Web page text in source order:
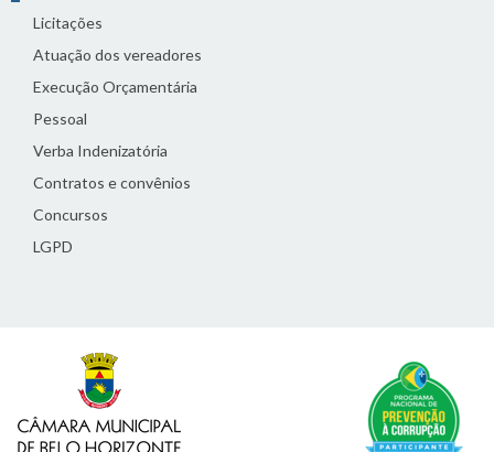
Licitações
Atuação dos vereadores
Execução Orçamentária
Pessoal
Verba Indenizatória
Contratos e convênios
Concursos
LGPD